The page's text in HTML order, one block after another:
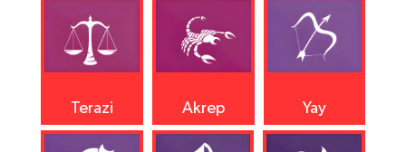
Terazi Akrep Yay